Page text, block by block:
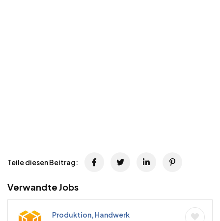
Teile diesen Beitrag:
Verwandte Jobs
Produktion, Handwerk